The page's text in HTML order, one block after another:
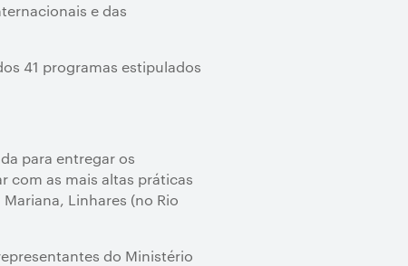
e das
41 programas estipulados
para entregar os
com as mais altas práticas
Linhares (no Rio
do Ministério